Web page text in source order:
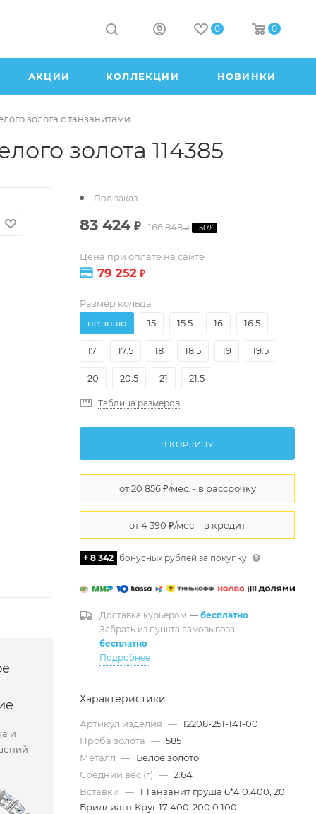
0 0
АКЦИИ КОЛЛЕКЦИИ НОВИНКИ
золота с танзанитами
золота 114385
и
Под заказ
83 424₽ 166 848₽ -50%
Цена при оплате на сайте
79 252 ₽
Размер кольца
не знаю
15 15.5 16 16.5
17 17.5 18 18.5 19 19.5
20 20.5 21 21.5
Таблица размеров
В КОРЗИНУ
+ 8 342 бонусных рублей за покупку
Доставка курьером — бесплатно
Забрать из пункта самовывоза —
бесплатно
Подробнее
Характеристики
Артикул изделия — 12208-251-141-00
Проба золота — 585
Металл — Белое золото
Средний вес (г) — 2.64
Вставки — 1 Танзанит груша 6*4 0.400, 20
Бриллиант Круг 17 400-200 0.100